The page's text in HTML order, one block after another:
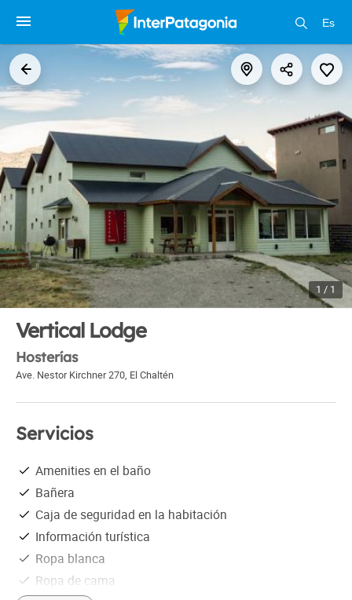
Es
1 / 1
Vertical Lodge
Hosterías
Ave. Nestor Kirchner 270, El Chaltén
Servicios
Amenities en el baño
Bañera
Caja de seguridad en la habitación
Información turística
Ropa blanca
Ropa de cama